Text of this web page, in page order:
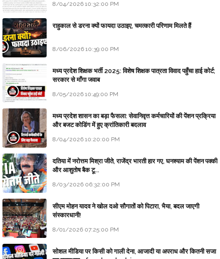
8/04/2026 10:32:00 PM
राहुकाल से डरना क्यों फायदा उठाइए, चमत्कारी परिणाम मिलते हैं
8/06/2026 10:39:00 PM
मध्य प्रदेश शिक्षक भर्ती 2025: विशेष शिक्षक पात्रता विवाद पहुँचा हाई कोर्ट;
सरकार से माँगा जवाब
8/05/2026 10:49:00 PM
मध्य प्रदेश शासन का बड़ा फैसला: सेवानिवृत्त कर्मचारियों की पेंशन प्रक्रिया
और बजट कोडिंग में हुए क्रांतिकारी बदलाव
8/04/2026 10:20:00 PM
दतिया में नरोत्तम मिश्रा जीते, राजेंद्र भारती हार गए, घनश्याम की पेंशन पक्की
और आशुतोष बैक टू...
8/03/2026 06:32:00 PM
सीएम मोहन यादव ने खोल दओ सौगातों को पिटारा, भैया, बदल जाएगी
संस्कारधानी!
8/01/2026 07:25:00 PM
सोशल मीडिया पर किसी को गाली देना, आजादी या अपराध और कितनी सजा